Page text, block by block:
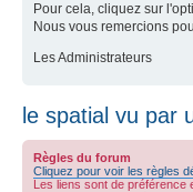
Pour cela, cliquez sur
Nous vous remercions
Les Administrateurs
le spatial vu par
Règles du forum
Cliquez pour voir les règles
Les liens sont de préférence